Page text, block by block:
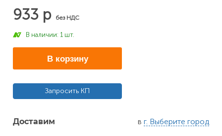
933 р без НДС
В наличии: 1 шт.
В корзину
Запросить КП
Доставим в г. Выберите город